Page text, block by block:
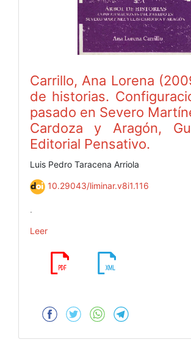
Carrillo, Ana Lorena
de historias.
pasado en Severo
Cardoza y Aragón,
Editorial Pensativo.
Luis Pedro Taracena Arriola
10.29043/liminar.v8i1.116
.
Leer